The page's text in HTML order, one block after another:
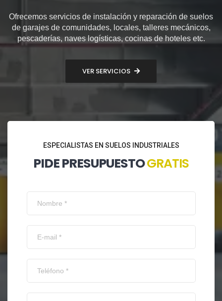
Ofrecemos servicios de instalación y reparación de suelos
de garajes de comunidades, locales, talleres mecánicos,
pescaderías, naves logísticas, cocinas de hoteles etc.
VER SERVICIOS
ESPECIALISTAS EN SUELOS INDUSTRIALES
PIDE PRESUPUESTOGRATIS